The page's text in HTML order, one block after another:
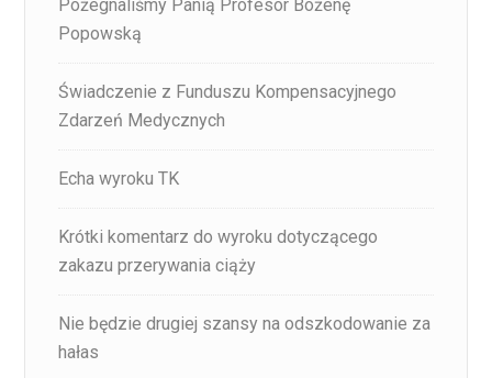
Pożegnaliśmy Panią Profesor Bożenę
Popowską
Świadczenie z Funduszu Kompensacyjnego
Zdarzeń Medycznych
Echa wyroku TK
Krótki komentarz do wyroku dotyczącego
zakazu przerywania ciąży
Nie będzie drugiej szansy na odszkodowanie za
hałas